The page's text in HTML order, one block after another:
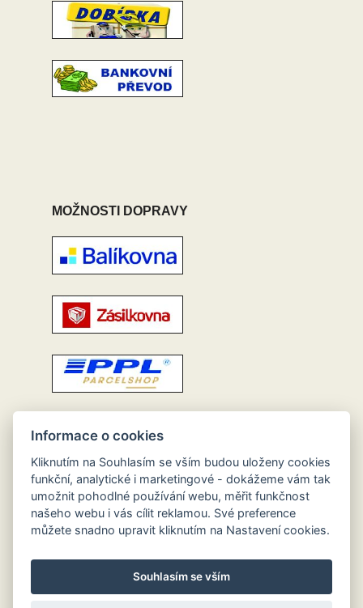
MOŽNOSTI DOPRAVY
Informace o cookies
Kliknutím na Souhlasím se vším budou uloženy cookies
funkční, analytické i marketingové - dokážeme vám tak
umožnit pohodlné používání webu, měřit funkčnost
našeho webu i vás cílit reklamou. Své preference
můžete snadno upravit kliknutím na Nastavení cookies.
Souhlasím se vším